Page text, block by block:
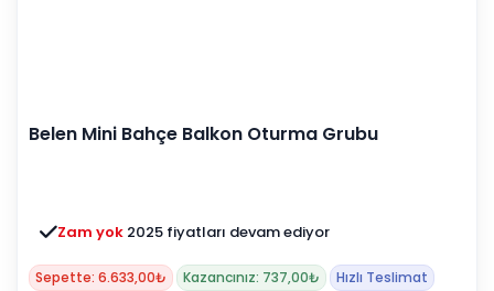
Belen Mini Bahçe Balkon Oturma Grubu
Zam yok 2025 fiyatları devam ediyor
Sepette: 6.633,00₺ Kazancınız: 737,00₺ Hızlı Teslimat